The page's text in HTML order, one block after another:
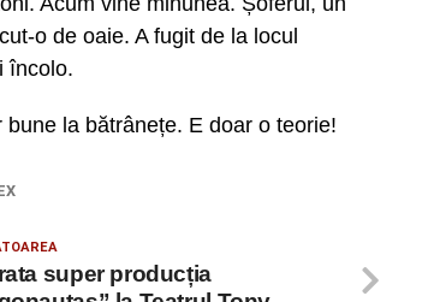
o de oaie. A fugit de la locul
încolo.
la bătrânețe. E doar o teorie!
super producția